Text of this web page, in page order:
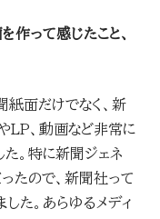
って感じたこと、
面だけでなく、新
LP、動画など非常に
。特に新聞ジェネ
たので、新聞社って
た。あらゆるメディ